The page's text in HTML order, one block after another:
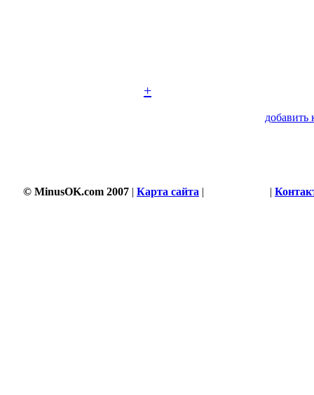
+
добавить
© MinusOK.com 2007 | Карта сайта | |